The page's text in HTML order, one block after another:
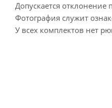
Допускается отклонение
Фотография служит
У всех комплектов нет